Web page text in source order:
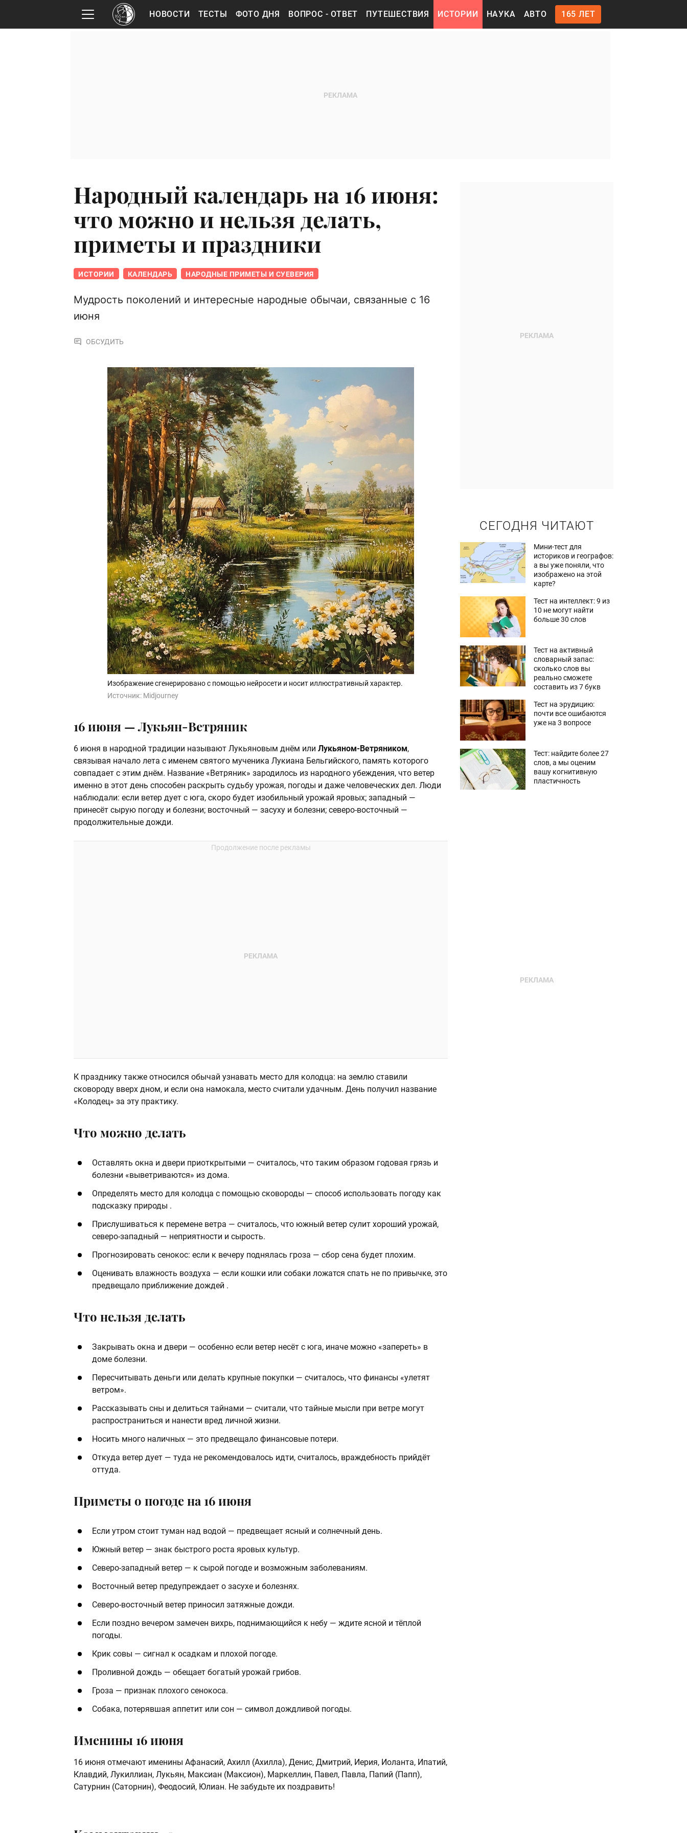
НОВОСТИ ТЕСТЫ ФОТО ДНЯ ВОПРОС - ОТВЕТ ПУТЕШЕСТВИЯ ИСТОРИИ НАУКА АВТО 165 ЛЕТ
Народный календарь на 16 июня:
что можно и нельзя делать,
приметы и праздники
ИСТОРИИ КАЛЕНДАРЬ НАРОДНЫЕ ПРИМЕТЫ И СУЕВЕРИЯ
Мудрость поколений и интересные народные обычаи, связанные с 16
июня
ОБСУДИТЬ
Изображение сгенерировано с помощью нейросети и носит иллюстративный характер.
Источник: Midjourney
16 июня —Лукьян‑Ветряник
6 июня в народной традиции называют Лукьяновым днём или Лукьяном‑Ветряником,
связывая начало лета с именем святого мученика Лукиана Бельгийского, память которого
совпадает с этим днём. Название «Ветряник» зародилось из народного убеждения, что ветер
именно в этот день способен раскрыть судьбу урожая, погоды и даже человеческих дел. Люди
наблюдали: если ветер дует с юга, скоро будет изобильный урожай яровых; западный —
принесёт сырую погоду и болезни; восточный — засуху и болезни; северо‑восточный —
продолжительные дожди.
К празднику также относился обычай узнавать место для колодца: на землю ставили
сковороду вверх дном, и если она намокала, место считали удачным. День получил название
«Колодец» за эту практику.
Что можно делать
Оставлять окна и двери приоткрытыми — считалось, что таким образом годовая грязь и
болезни «выветриваются» из дома.
Определять место для колодца с помощью сковороды — способ использовать погоду как
подсказку природы .
Прислушиваться к перемене ветра — считалось, что южный ветер сулит хороший урожай,
северо‑западный — неприятности и сырость.
Прогнозировать сенокос: если к вечеру поднялась гроза — сбор сена будет плохим.
Оценивать влажность воздуха — если кошки или собаки ложатся спать не по привычке, это
предвещало приближение дождей .
Что нельзя делать
Закрывать окна и двери — особенно если ветер несёт с юга, иначе можно «запереть» в
доме болезни.
Пересчитывать деньги или делать крупные покупки — считалось, что финансы «улетят
ветром».
Рассказывать сны и делиться тайнами — считали, что тайные мысли при ветре могут
распространиться и нанести вред личной жизни.
Носить много наличных — это предвещало финансовые потери.
Откуда ветер дует — туда не рекомендовалось идти, считалось, враждебность прийдёт
оттуда.
Приметы о погоде на 16 июня
Если утром стоит туман над водой — предвещает ясный и солнечный день.
Южный ветер — знак быстрого роста яровых культур.
Северо‑западный ветер — к сырой погоде и возможным заболеваниям.
Восточный ветер предупреждает о засухе и болезнях.
Северо‑восточный ветер приносил затяжные дожди.
Если поздно вечером замечен вихрь, поднимающийся к небу — ждите ясной и тёплой
погоды.
Крик совы — сигнал к осадкам и плохой погоде.
Проливной дождь — обещает богатый урожай грибов.
Гроза — признак плохого сенокоса.
Собака, потерявшая аппетит или сон — символ дождливой погоды.
Именины 16 июня
16 июня отмечают именины Афанасий, Ахилл (Ахилла), Денис, Дмитрий, Иерия, Иоланта, Ипатий,
Клавдий, Лукиллиан, Лукьян, Максиан (Максион), Маркеллин, Павел, Павла, Папий (Папп),
Сатурнин (Саторнин), Феодосий, Юлиан. Не забудьте их поздравить!
СЕГОДНЯ ЧИТАЮТ
Мини-тест для
историков и географов:
а вы уже поняли, что
изображено на этой
карте?
Тест на интеллект: 9 из
10 не могут найти
больше 30 слов
Тест на активный
словарный запас:
сколько слов вы
реально сможете
составить из 7 букв
Тест на эрудицию:
почти все ошибаются
уже на 3 вопросе
Тест: найдите более 27
слов, а мы оценим
вашу когнитивную
пластичность